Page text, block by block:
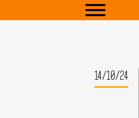
14/10/24